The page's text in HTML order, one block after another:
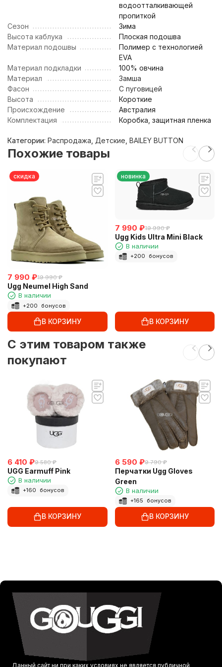
водоотталкивающей
пропиткой
Сезон
Зима
Высота каблука
Плоская подошва
Материал подошвы
Полимер с технологией
EVA
Материал подкладки
100% овчина
Материал
Замша
Фасон
С пуговицей
Высота
Короткие
Происхождение
Австралия
Комплектация
Коробка, защитная пленка
Категории: Распродажа Детские BAILEY BUTTON
Похожие товары
скидка
7 990 ₽19 990 ₽
Ugg Neumel High Sand
В наличии
+200 бонусов
В КОРЗИНУ
новинка
7 990 ₽19 990 ₽
Ugg Kids Ultra Mini Black
В наличии
+200 бонусов
В КОРЗИНУ
C этим товаром также
покупают
6 410 ₽9 580 ₽
UGG Earmuff Pink
В наличии
+160 бонусов
В КОРЗИНУ
6 590 ₽9 790 ₽
Перчатки Ugg Gloves
Green
В наличии
+165 бонусов
В КОРЗИНУ
Данный сайт ни при каких условиях не является публичной